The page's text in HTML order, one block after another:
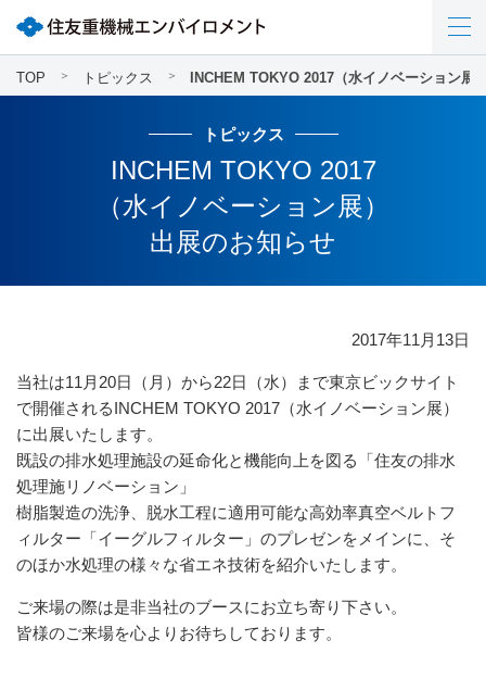
TOP トピックス INCHEM TOKYO 2017（水イノベーション展
トピックス
INCHEM TOKYO 2017
（水イノベーション展）
出展のお知らせ
2017年11月13日
当社は11月20日（月）から22日（水）まで東京ビックサイト
で開催されるINCHEM TOKYO 2017（水イノベーション展）
に出展いたします。
既設の排水処理施設の延命化と機能向上を図る「住友の排水
処理施リノベーション」
樹脂製造の洗浄、脱水工程に適用可能な高効率真空ベルトフ
ィルター「イーグルフィルター」のプレゼンをメインに、そ
のほか水処理の様々な省エネ技術を紹介いたします。
ご来場の際は是非当社のブースにお立ち寄り下さい。
皆様のご来場を心よりお待ちしております。